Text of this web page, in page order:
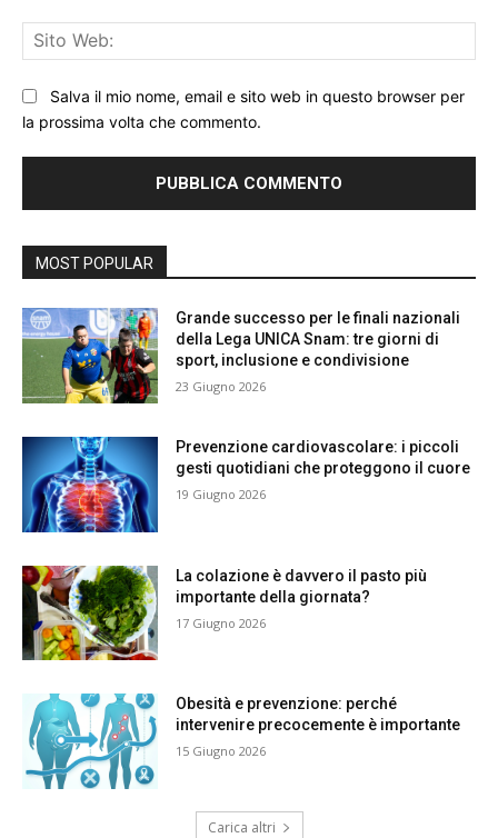
Salva il mio nome, email e sito web in questo browser per
la prossima volta che commento.
MOST POPULAR
Grande successo per le finali nazionali
della Lega UNICA Snam: tre giorni di
sport, inclusione e condivisione
23 Giugno 2026
Prevenzione cardiovascolare: i piccoli
gesti quotidiani che proteggono il cuore
19 Giugno 2026
La colazione è davvero il pasto più
importante della giornata?
17 Giugno 2026
Obesità e prevenzione: perché
intervenire precocemente è importante
15 Giugno 2026
Carica altri